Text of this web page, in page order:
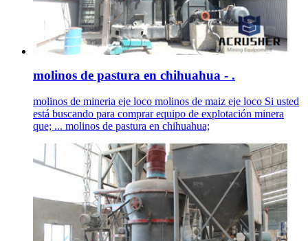
molinos de pastura en chihuahua - .
molinos de mineria eje loco molinos de maiz eje loco Si usted
está buscando para comprar equipo de explotación minera
que; ... molinos de pastura en chihuahua;